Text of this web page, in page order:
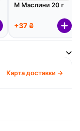
М Маслини 20 г
+37 ₴
Карта доставки →